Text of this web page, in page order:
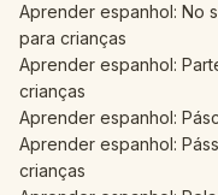
Aprender espanhol: No
para crianças
Aprender espanhol:
crianças
Aprender espanhol:
Aprender espanhol:
crianças